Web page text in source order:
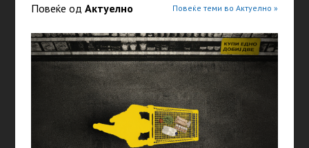
Повеќе од Актуелно Повеќе теми во Актуелно »